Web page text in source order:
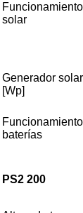
Funcionamiento
solar
Generador solar
[Wp]
baterías
PS2 200